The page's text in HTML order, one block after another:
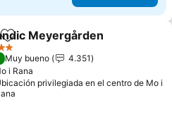
Agregar a favoritos
Meyergården
Muy bueno
4.351
i Rana
privilegiada en el centro de Mo i